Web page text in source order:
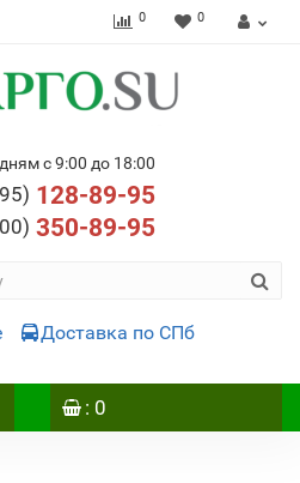
0 0
с 9:00 до 18:00
128-89-95
350-89-95
Доставка по СПб
: 0